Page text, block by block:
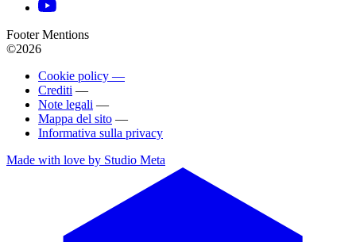
Footer Mentions
©2026
Cookie policy —
Crediti —
Note legali —
Mappa del sito —
Informativa sulla privacy
Made with love by Studio Meta